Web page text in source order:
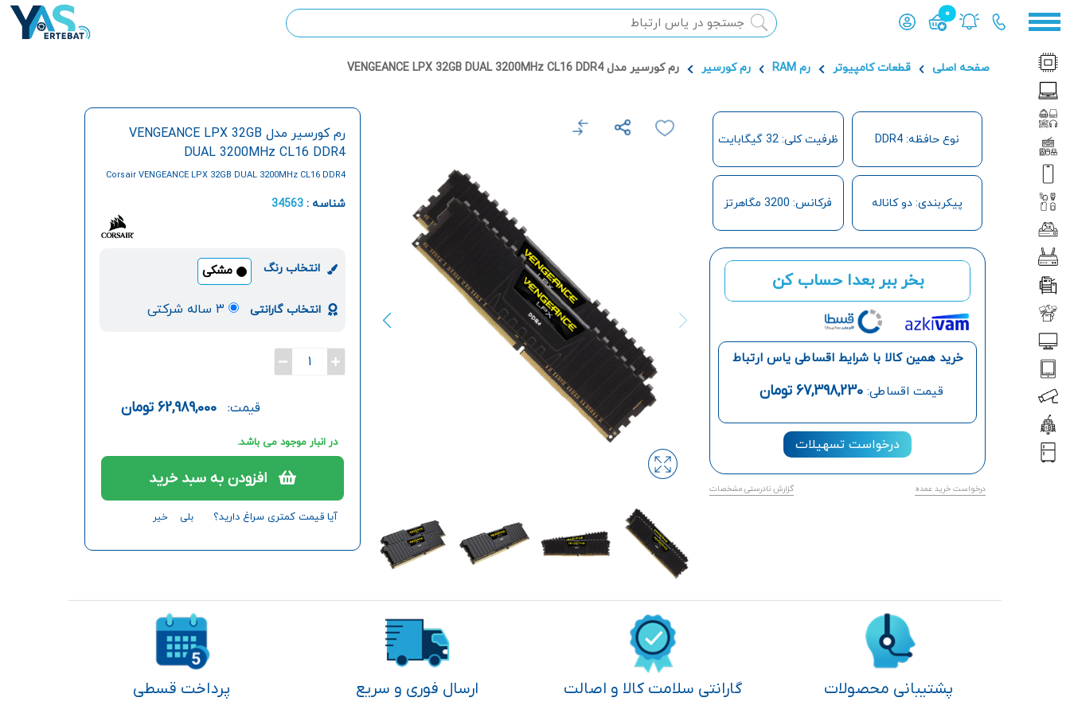
0
محصول افزوده شده به سبد
صفحه اصلی قطعات کامپیوتر رم RAM رم کورسیر رم کورسیر مدل VENGEANCE LPX 32GB DUAL 3200MHz CL16 DDR4
نوع حافظه: DDR4 ظرفیت کلی: 32 گیگابایت
پیکربندی: دو کاناله فرکانس: 3200 مگاهرتز
بخر ببر بعدا حساب کن
خرید همین کالا با شرایط اقساطی یاس ارتباط
قیمت اقساطی: 67,398,230 تومان
درخواست تسهیلات
درخواست خرید عمده گزارش نادرستی مشخصات
رم کورسیر مدل VENGEANCE LPX 32GB
DUAL 3200MHz CL16 DDR4
Corsair VENGEANCE LPX 32GB DUAL 3200MHz CL16 DDR4
شناسه :34563
انتخاب رنگ مشکی
انتخاب گارانتی ۳ ساله شرکتی
1
قیمت: 62,989,000 تومان
در انبار موجود می باشد.
افزودن به سبد خرید
آیا قیمت کمتری سراغ دارید؟ بلی خیر
پشتیبانی محصولات گارانتی سلامت کالا و اصالت ارسال فوری و سریع پرداخت قسطی